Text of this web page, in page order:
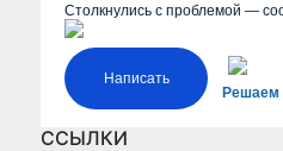
Столкнулись с проблемой —
Написать
Решаем
ССЫЛКИ